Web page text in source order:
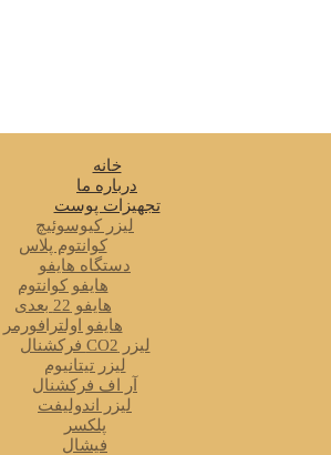
خانه
درباره ما
تجهیزات پوست
لیزر کیوسوئیچ
کوانتوم پلاس
دستگاه هایفو
هایفو کوانتوم
هایفو 22 بعدی
هایفو اولترافورمر
لیزر CO2 فرکشنال
لیزر تیتانیوم
آر اف فرکشنال
لیزر اندولیفت
پلکسر
فیشال